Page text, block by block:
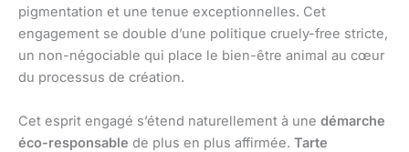
pigmentation et une tenue exceptionnelles. Cet
engagement se double d’une politique cruely-free stricte,
un non-négociable qui place le bien-être animal au cœur
du processus de création.
Cet esprit engagé s’étend naturellement à une démarche
éco-responsable de plus en plus affirmée. Tarte